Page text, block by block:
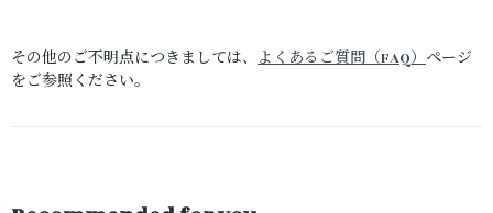
その他のご不明点につきましては、 よくあるご質問（FAQ）ページ
をご参照ください。